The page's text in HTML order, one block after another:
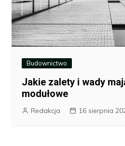
Budownictwo
Jakie zalety i wady
modułowe
Redakcja 16 sierpnia